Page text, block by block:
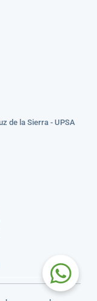
de la Sierra - UPSA